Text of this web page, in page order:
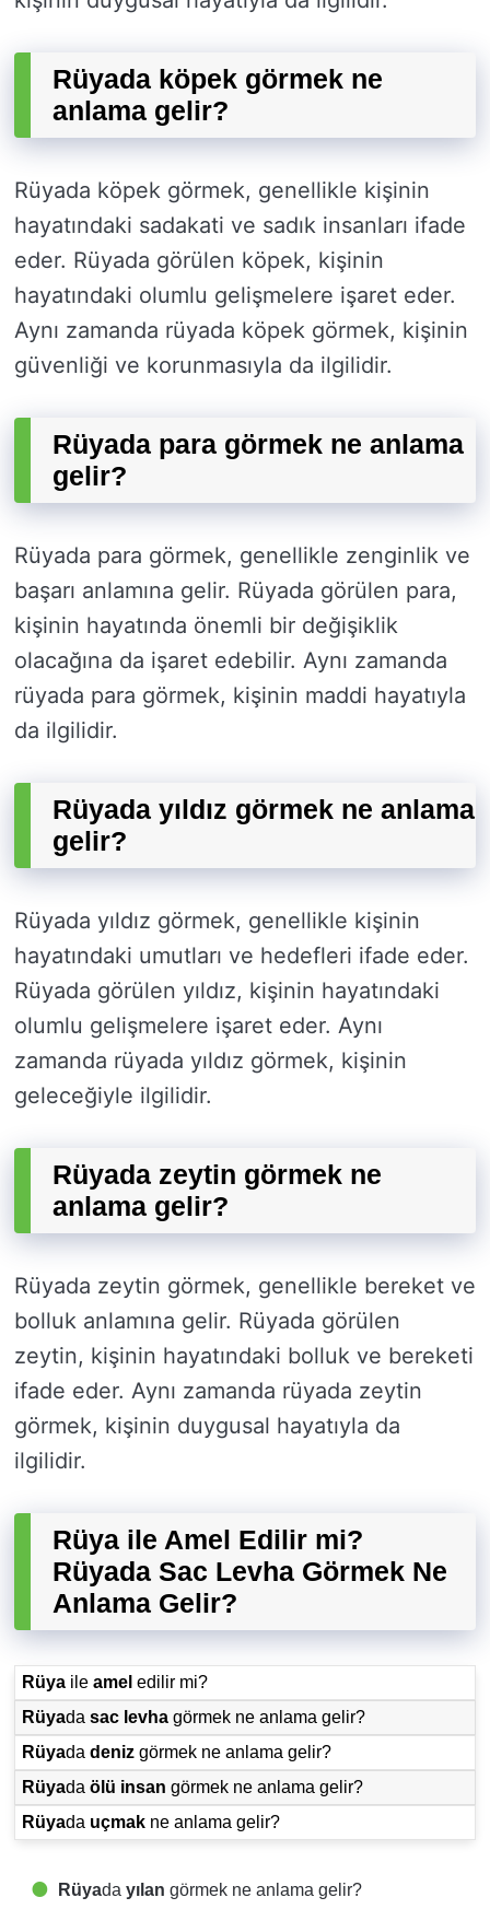
Rüyada köpek görmek ne
anlama gelir?
Rüyada köpek görmek, genellikle kişinin
hayatındaki sadakati ve sadık insanları ifade
eder. Rüyada görülen köpek, kişinin
hayatındaki olumlu gelişmelere işaret eder.
Aynı zamanda rüyada köpek görmek, kişinin
güvenliği ve korunmasıyla da ilgilidir.
Rüyada para görmek ne anlama
gelir?
Rüyada para görmek, genellikle zenginlik ve
başarı anlamına gelir. Rüyada görülen para,
kişinin hayatında önemli bir değişiklik
olacağına da işaret edebilir. Aynı zamanda
rüyada para görmek, kişinin maddi hayatıyla
da ilgilidir.
Rüyada yıldız görmek ne anlama
gelir?
Rüyada yıldız görmek, genellikle kişinin
hayatındaki umutları ve hedefleri ifade eder.
Rüyada görülen yıldız, kişinin hayatındaki
olumlu gelişmelere işaret eder. Aynı
zamanda rüyada yıldız görmek, kişinin
geleceğiyle ilgilidir.
Rüyada zeytin görmek ne
anlama gelir?
Rüyada zeytin görmek, genellikle bereket ve
bolluk anlamına gelir. Rüyada görülen
zeytin, kişinin hayatındaki bolluk ve bereketi
ifade eder. Aynı zamanda rüyada zeytin
görmek, kişinin duygusal hayatıyla da
ilgilidir.
Rüya ile Amel Edilir mi?
Rüyada Sac Levha Görmek Ne
Anlama Gelir?
Rüya ileamel edilir mi?
Rüyadasac levha görmek ne anlama gelir?
Rüyadadeniz görmek ne anlama gelir?
Rüyadaölü insan görmek ne anlama gelir?
Rüyada uçmak ne anlama gelir?
Rüyada yılan görmek ne anlama gelir?